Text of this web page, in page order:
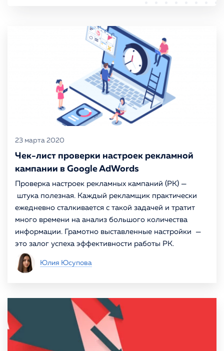
23 марта 2020
Чек-лист проверки настроек рекламной
кампании в Google AdWords
Проверка настроек рекламных кампаний (РК) —
штука полезная. Каждый рекламщик практически
ежедневно сталкивается с такой задачей и тратит
много времени на анализ большого количества
информации. Грамотно выставленные настройки —
это залог успеха эффективности работы РК.
Юлия Юсупова